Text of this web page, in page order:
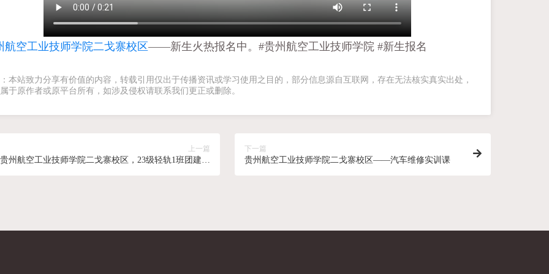
航空工业技师学院二戈寨校区——新生火热报名中。#贵州航空工业技师学院 #新生报名
本站致力分享有价值的内容，转载引用仅出于传播资讯或学习使用之目的，部分信息源自互联网，存在无法核实真实出处，
于原作者或原平台所有，如涉及侵权请联系我们更正或删除。
上一篇
贵州航空工业技师学院二戈寨校区，23级轻轨1班团建活
下一篇
贵州航空工业技师学院二戈寨校区——汽车维修实训课